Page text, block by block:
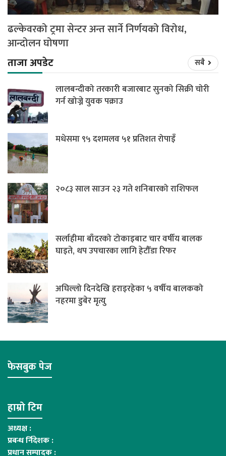
ढल्केवरको ट्रमा सेन्टर अन्त सार्ने निर्णयको विरोध,
आन्दोलन घोषणा
ताजा अपडेट
सबै
लालबन्दीको तरकारी बजारबाट सुनको सिक्री चोरी
गर्न खोज्ने युवक पक्राउ
मधेसमा ९५ दशमलव ५१ प्रतिशत रोपाइँ
२०८३ साल साउन २३ गते शनिबारको राशिफल
सर्लाहीमा बाँदरको टोकाइबाट चार वर्षीय बालक
घाइते, थप उपचारका लागि हेटौँडा रिफर
अघिल्लो दिनदेखि हराइरहेका ५ वर्षीय बालकको
नहरमा डुबेर मृत्यु
फेसबुक पेज
हाम्रो टिम
अध्यक्ष :
प्रबन्ध र्निदेशक :
प्रधान सम्पादक :